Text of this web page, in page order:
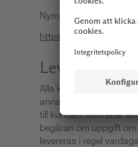
Nymans Ur behandling
https://nymansur.com/
Alla klockor levereras i
annan, neutral
till kunden, som efter
begäran om uppgift
levereras i regel